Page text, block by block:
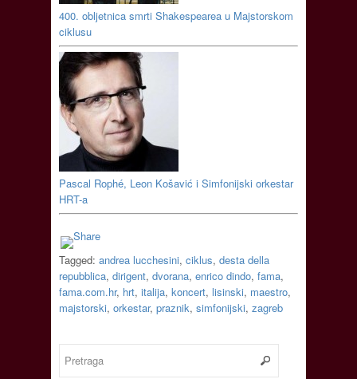
400. obljetnica smrti Shakespearea u Majstorskom
ciklusu
Pascal Rophé, Leon Košavić i Simfonijski orkestar
HRT-a
Tagged: andrea lucchesini, ciklus, desta della
repubblica, dirigent, dvorana, enrico dindo, fama,
fama.com.hr, hrt, italija, koncert, lisinski, maestro,
majstorski, orkestar, praznik, simfonijski, zagreb